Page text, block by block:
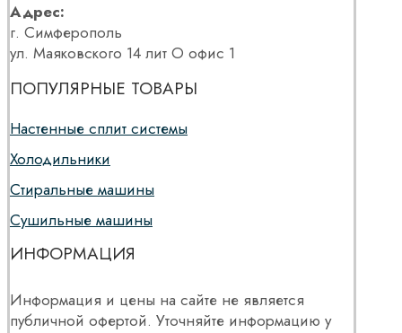
Адрес:
г. Симферополь
ул. Маяковского 14 лит О офис 1
ПОПУЛЯРНЫЕ ТОВАРЫ
Настенные сплит системы
Холодильники
Стиральные машины
Сушильные машины
ИНФОРМАЦИЯ
Информация и цены на сайте не является
публичной офертой. Уточняйте информацию у